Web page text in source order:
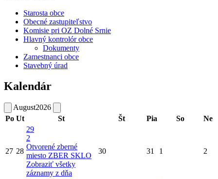
Starosta obce
Obecné zastupiteľstvo
Komisie pri OZ Dolné Srnie
Hlavný kontrolór obce
Dokumenty
Zamestnanci obce
Stavebný úrad
Kalendár
August2026
Po Ut St Št Pia So Ne
27 28
29
2
Otvorené zberné
miesto ZBER SKLO
Zobraziť všetky
záznamy z dňa
30 31 1 2